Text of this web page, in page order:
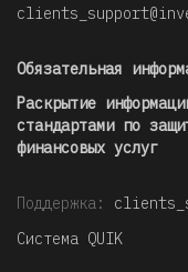
Обязательная
Раскрытие
стандартами по
финансовых услуг
Поддержка:
Система QUIK